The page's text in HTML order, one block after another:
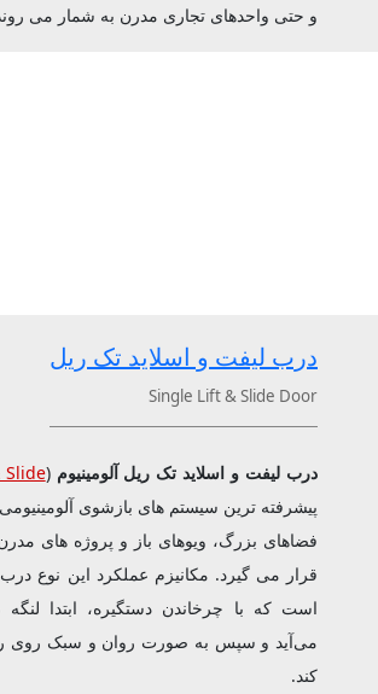
و حتی واحدهای تجاری مدرن به شمار می
درب لیفت و اسلاید تک ریل
Single Lift & Slide Door
درب لیفت و اسلاید تک ریل آلومینیوم (
پیشرفته ‌ترین سیستم ‌های بازشوی
فضاهای بزرگ، ویوهای باز و پروژه ‌های
قرار می ‌گیرد. مکانیزم عملکرد این نوع
است که با چرخاندن دستگیره، ابتدا
می‌آید و سپس به‌ صورت روان و سبک روی
کند.